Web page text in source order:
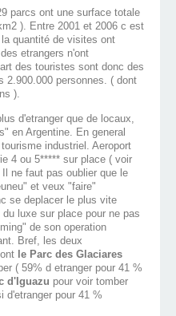
parcs ont une surface totale
). Entre 2001 et 2006 c est
quantité de visites ont
etrangers n'ont
des touristes sont donc des
2.900.000 personnes. ( dont
).
d'etranger que de locaux,
en Argentine. En general
industriel. Aeroport
4 ou 5***** sur place ( voir
ne faut pas oublier que le
et veux "faire"
se deplacer le plus vite
luxe sur place pour ne pas
de son operation
Bref, les deux
le Parc des Glaciares
( 59% d etranger pour 41 %
d'Iguazu pour voir tomber
d'etranger pour 41 %